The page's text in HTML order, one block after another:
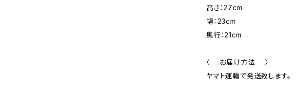
高さ：27cm
幅：23cm
奥行：21cm
〈 お届け方法 〉
ヤマト運輪で発送致します。